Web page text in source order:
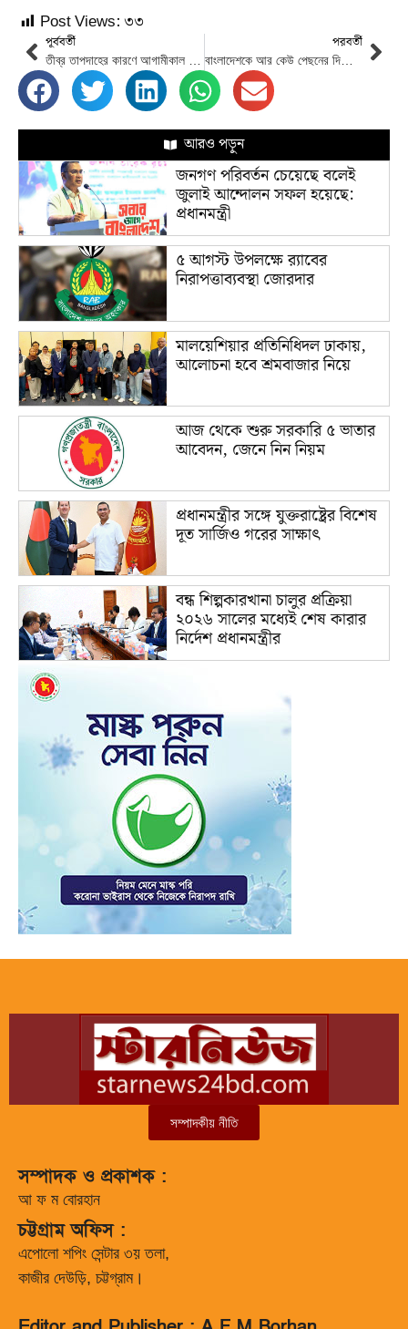
Post Views:৩৩
পূর্ববর্তী
তীব্র তাপদাহের কারণে আগামীকাল মাধ্যমিক স্তরের শিক্ষাপ্রতিষ্ঠান বন্ধ
পরবর্তী
বাংলাদেশকে আর কেউ পেছনের দিকে নিয়ে যেতে পারবেনা
আরও পড়ুন
জনগণ পরিবর্তন চেয়েছে বলেই
জুলাই আন্দোলন সফল হয়েছে:
প্রধানমন্ত্রী
৫ আগস্ট উপলক্ষে র‌্যাবের
নিরাপত্তাব্যবস্থা জোরদার
মালয়েশিয়ার প্রতিনিধিদল ঢাকায়,
আলোচনা হবে শ্রমবাজার নিয়ে
আজ থেকে শুরু সরকারি ৫ ভাতার
আবেদন, জেনে নিন নিয়ম
প্রধানমন্ত্রীর সঙ্গে যুক্তরাষ্ট্রের বিশেষ
দূত সার্জিও গরের সাক্ষাৎ
বন্ধ শিল্পকারখানা চালুর প্রক্রিয়া
২০২৬ সালের মধ্যেই শেষ কারার
নির্দেশ প্রধানমন্ত্রীর
সম্পাদকীয় নীতি
সম্পাদক ও প্রকাশক :
আ ফ ম বোরহান
চট্টগ্রাম অফিস :
এপোলো শপিং সেন্টার ৩য় তলা,
কাজীর দেউড়ি, চট্টগ্রাম।